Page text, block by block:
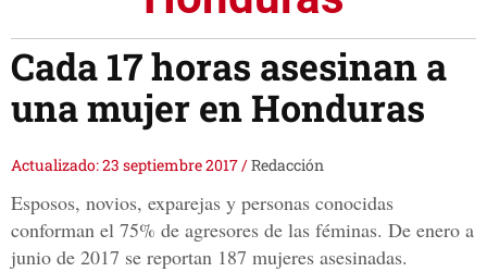
Cada 17 horas asesinan a
una mujer en Honduras
Actualizado: 23 septiembre 2017/Redacción
Esposos, novios, exparejas y personas conocidas
conforman el 75% de agresores de las féminas. De enero a
junio de 2017 se reportan 187 mujeres asesinadas.